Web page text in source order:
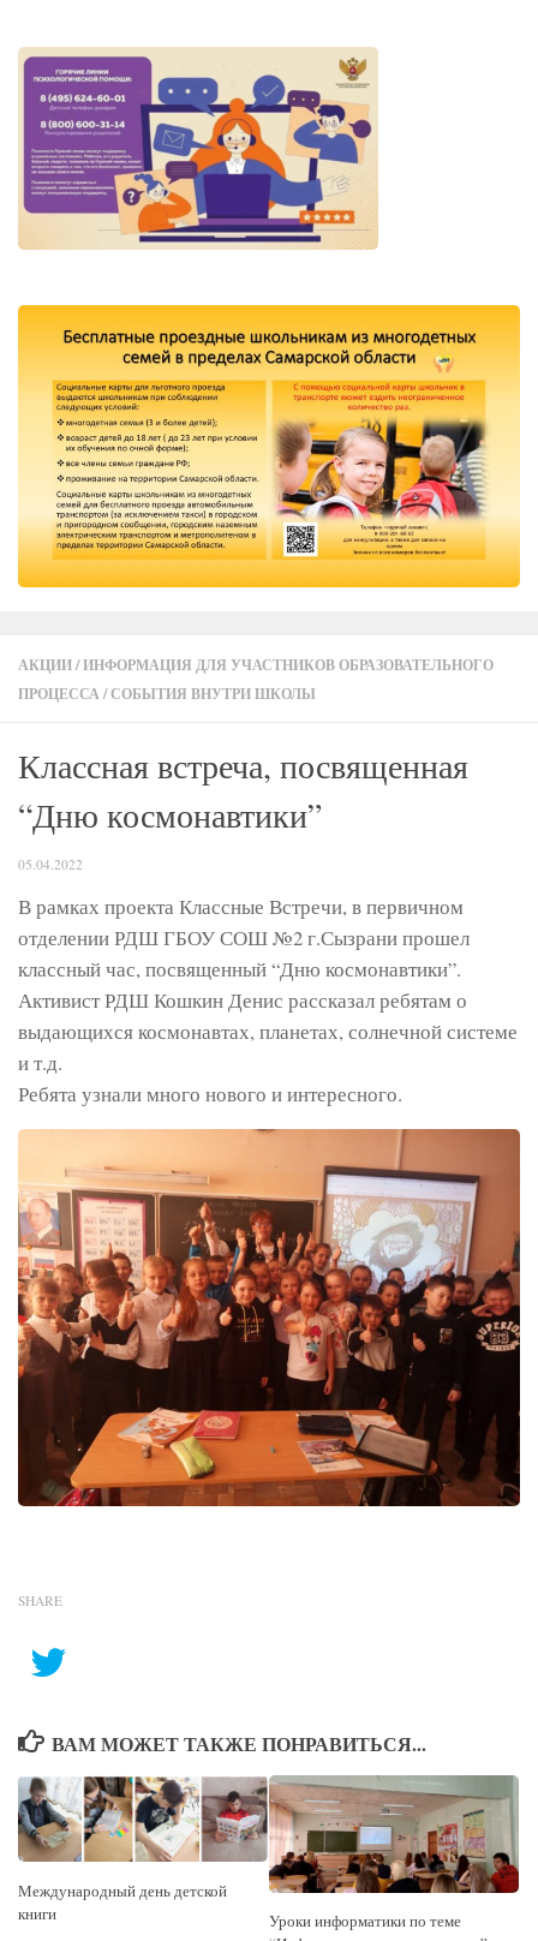
АКЦИИ/ИНФОРМАЦИЯ ДЛЯ УЧАСТНИКОВ ОБРАЗОВАТЕЛЬНОГО
ПРОЦЕССА/СОБЫТИЯ ВНУТРИ ШКОЛЫ
Классная встреча, посвященная
“Дню космонавтики”
05.04.2022
В рамках проекта Классные Встречи, в первичном
отделении РДШ ГБОУ СОШ №2 г.Сызрани прошел
классный час, посвященный “Дню космонавтики”.
Активист РДШ Кошкин Денис рассказал ребятам о
выдающихся космонавтах, планетах, солнечной системе
и т.д.
Ребята узнали много нового и интересного.
SHARE
ВАМ МОЖЕТ ТАКЖЕ ПОНРАВИТЬСЯ...
Международный день детской
книги
Уроки информатики по теме